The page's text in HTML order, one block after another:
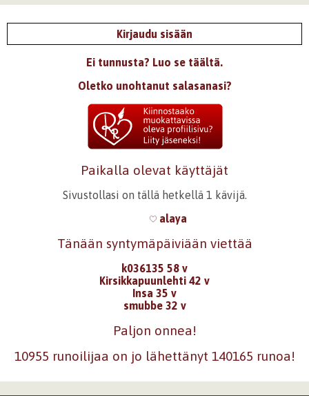
Kirjaudu sisään
Ei tunnusta? Luo se täältä.
Oletko unohtanut salasanasi?
Paikalla olevat käyttäjät
Sivustollasi on tällä hetkellä 1 kävijä.
alaya
Tänään syntymäpäiviään viettää
k036135 58 v
Kirsikkapuunlehti 42 v
Insa 35 v
smubbe 32 v
Paljon onnea!
10955 runoilijaa on jo lähettänyt 140165 runoa!